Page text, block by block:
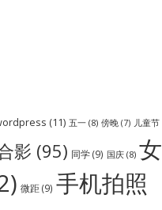
(11) 五一 (8) 傍晚 (7) 儿童节
影 (95) 同学(9) 国庆 (8) 女
微距(9) 手机拍照